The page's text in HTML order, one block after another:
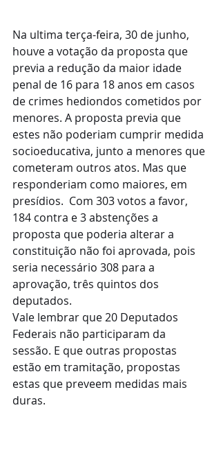
Na ultima terça-feira, 30 de junho,
houve a votação da proposta que
previa a redução da maior idade
penal de 16 para 18 anos em casos
de crimes hediondos cometidos por
menores. A proposta previa que
estes não poderiam cumprir medida
socioeducativa, junto a menores que
cometeram outros atos. Mas que
responderiam como maiores, em
presídios.  Com 303 votos a favor,
184 contra e 3 abstenções a
proposta que poderia alterar a
constituição não foi aprovada, pois
seria necessário 308 para a
aprovação, três quintos dos
deputados.
Vale lembrar que 20 Deputados
Federais não participaram da
sessão. E que outras propostas
estão em tramitação, propostas
estas que preveem medidas mais
duras.